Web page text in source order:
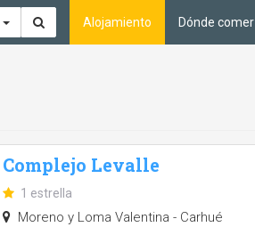
Alojamiento Dónde comer
Complejo Levalle
1 estrella
Moreno y Loma Valentina - Carhué